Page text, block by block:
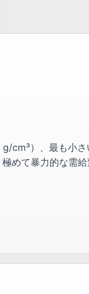
cm³）、最も小さ
めて暴力的な需